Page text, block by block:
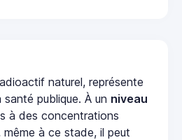
naturel, représente
publique. À un niveau
à des concentrations
à ce stade, il peut